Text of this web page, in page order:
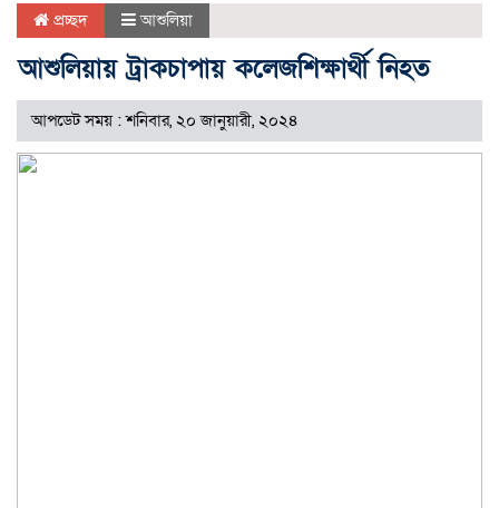
প্রচ্ছদ আশুলিয়া
আশুলিয়ায় ট্রাকচাপায় কলেজশিক্ষার্থী নিহত
আপডেট সময় : শনিবার, ২০ জানুয়ারী, ২০২৪